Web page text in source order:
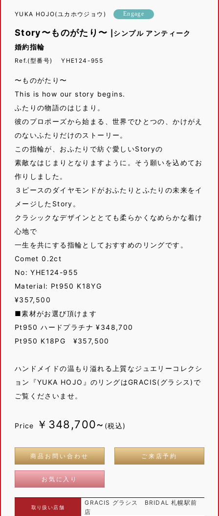
YUKA HOJO(ユカホウジョウ) Engage
Story〜ものがたり〜
|シンプル アンティーク
婚約指輪
Ref.(型番号) YHE124-955
〜ものがたり〜
This is how our story begins.
ふたりの物語のはじまり。
彼のプロポーズから始まる、世界でひとつの、かけがえ
のないふたりだけのストーリー。
この指輪が、おふたりで紡ぐ愛しいStoryの
素敵なはじまりとなりますように。そう願いを込めてお
作りしました。
３ピースのダイヤモンドがおふたりとふたりの未来をイ
メージしたStory。
クラシックなデザインととても柔らかくなめらかな着け
心地で
一生を共にする指輪としておすすめのリングです。
Comet 0.2ct
No: YHE124-955
Material: Pt950 K18YG
¥357,500
■素材がお選び頂けます
Pt950 ハードプラチナ ¥348,700
Pt950 K18PG ¥357,500
ハンドメイドの温もり溢れる上質なジュエリーコレクシ
ョン『YUKA HOJO』のリングはGRACIS(グラシス)で
ご覧くださいませ。
Price ￥348,700~ (税込)
商品お問い合わせ ご来店予約
お気に入り
取り扱い店舗
GRACIS グラシス BRIDAL 札幌駅前
店